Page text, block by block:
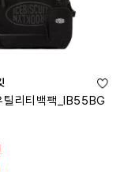
틸리티백팩_IB55BG